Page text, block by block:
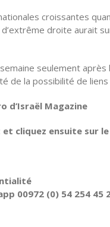
croissantes
droite aurait
seulement
de la possibilité de
d’Israël Magazine
cliquez ensuite sur
00972 (0) 54 254 45